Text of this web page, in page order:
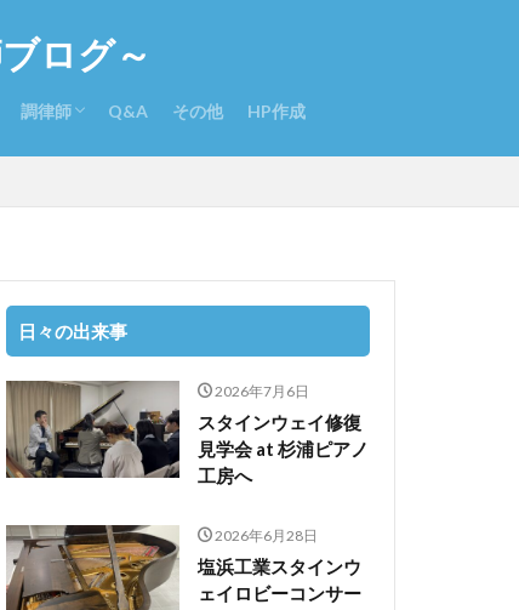
ログ～
さらに詳しい経歴
CD
ノeコンクール体験記
調律師
調律師になるには
調律関係書籍
Q&A その他 HP作成
日々の出来事
2026年7月6日
スタインウェイ修復
見学会 at 杉浦ピアノ
工房へ
2026年6月28日
塩浜工業スタインウ
ェイロビーコンサー